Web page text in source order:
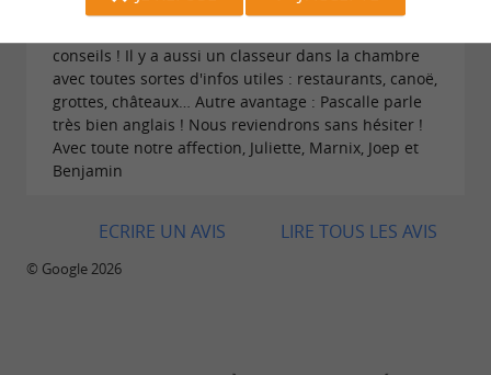
légers. Très pratique avec des enfants. Notre hôte,
conseils ! Il y a aussi un classeur dans la chambre
avec toutes sortes d'infos utiles : restaurants, canoë,
grottes, châteaux… Autre avantage : Pascalle parle
très bien anglais ! Nous reviendrons sans hésiter !
Avec toute notre affection, Juliette, Marnix, Joep et
Benjamin
LIRE TOUS LES AVIS
ECRIRE UN AVIS
© Google 2026